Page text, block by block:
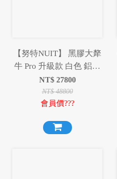
【努特NUIT】 黑膠大犛
牛 Pro 升級款 白色 鋁合
金一房一廳六人帳
NTG79W
NT$ 27800
NT$48800
會員價???